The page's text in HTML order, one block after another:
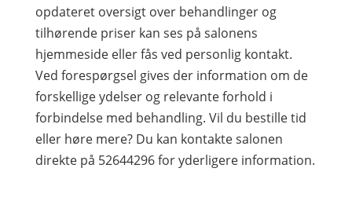
opdateret oversigt over behandlinger og
tilhørende priser kan ses på salonens
hjemmeside eller fås ved personlig kontakt.
Ved forespørgsel gives der information om de
forskellige ydelser og relevante forhold i
forbindelse med behandling. Vil du bestille tid
eller høre mere? Du kan kontakte salonen
direkte på 52644296 for yderligere information.